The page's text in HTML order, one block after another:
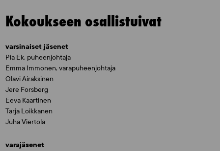
Kokoukseen osallistuivat
varsinaiset jäsenet
Pia Ek, puheenjohtaja
Emma Immonen, varapuheenjohtaja
Olavi Airaksinen
Jere Forsberg
Eeva Kaartinen
Tarja Loikkanen
Juha Viertola
varajäsenet